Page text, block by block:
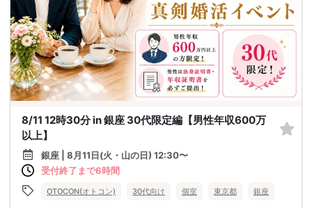
8/11 12時30分 in 銀座 30代限定編【男性年収600万
以上】
銀座 | 8月11日(火・山の日) 12:30〜
受付終了まで6時間
OTOCON(オトコン) 30代向け 個室 東京都 銀座